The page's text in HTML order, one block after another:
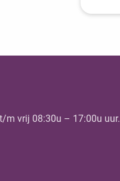
m vrij 08:30u – 17:00u uur.